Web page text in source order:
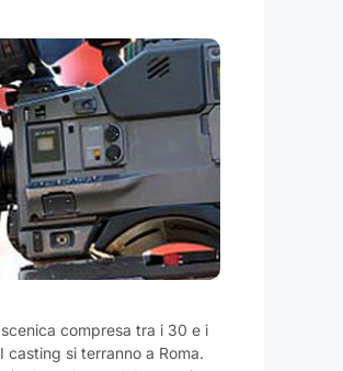
compresa tra i 30 e i
si terranno a Roma.